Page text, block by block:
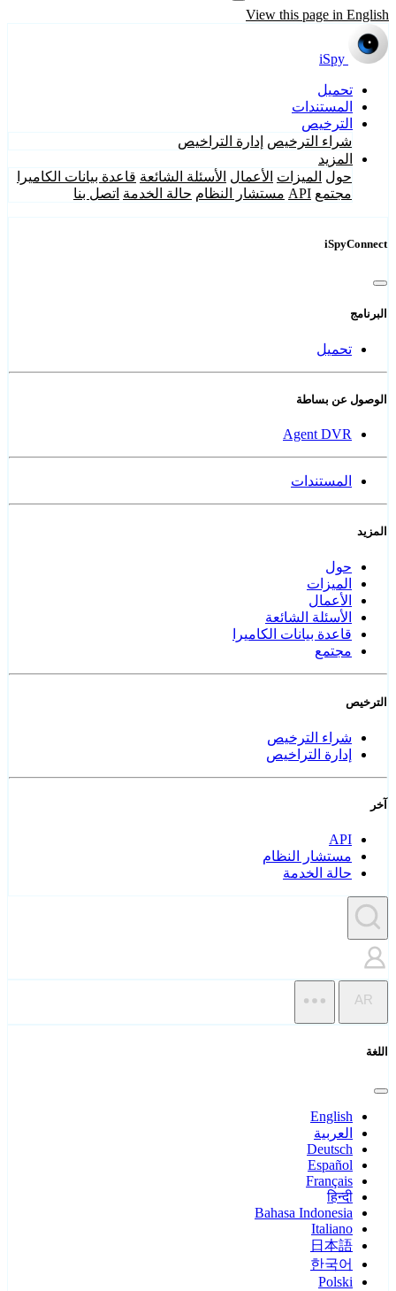
View this page in English
iSpy
تحميل
المستندات
الترخيص
شراء الترخيص إدارة التراخيص
المزيد
حول الميزات الأعمال الأسئلة الشائعة قاعدة بيانات الكاميرا
مجتمع API مستشار النظام حالة الخدمة اتصل بنا
iSpyConnect
البرنامج
تحميل
الوصول عن بساطة
Agent DVR
المستندات
المزيد
حول
الميزات
الأعمال
الأسئلة الشائعة
قاعدة بيانات الكاميرا
مجتمع
الترخيص
شراء الترخيص
إدارة التراخيص
آخر
API
مستشار النظام
حالة الخدمة
AR
اللغة
English
العربية
Deutsch
Español
Français
हिन्दी
Bahasa Indonesia
Italiano
日本語
한국어
Polski